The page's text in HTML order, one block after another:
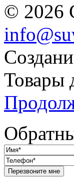
© 2026
Товары
Перезвоните мне